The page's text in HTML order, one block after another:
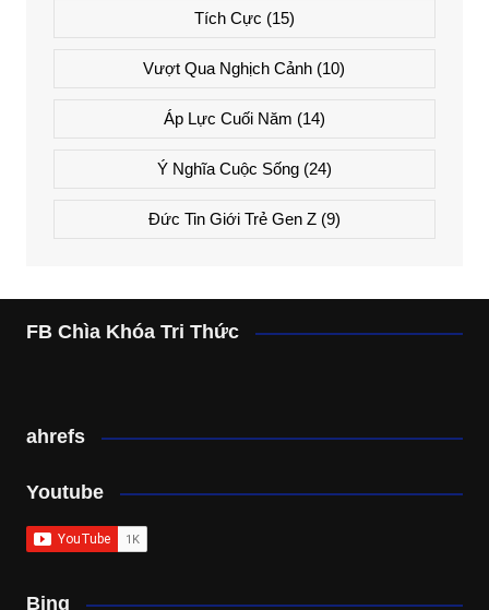
Tích Cực (15)
Vượt Qua Nghịch Cảnh (10)
Áp Lực Cuối Năm (14)
Ý Nghĩa Cuộc Sống(24)
Đức Tin Giới Trẻ Gen Z(9)
FB Chìa Khóa Tri Thức
ahrefs
Youtube
Bing